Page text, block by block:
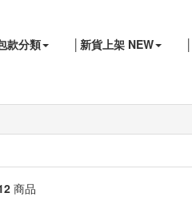
款分類 │新貨上架 NEW
商品